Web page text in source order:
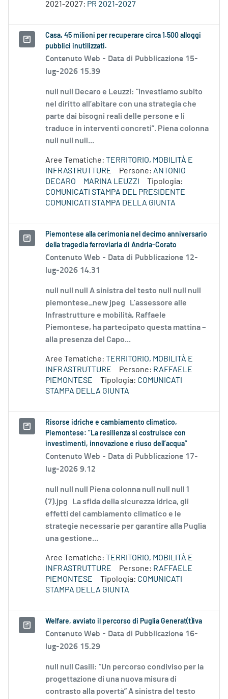
2021-2027: PR 2021-2027
Casa, 45 milioni per recuperare circa 1.500 alloggi
pubblici inutilizzati.
Contenuto Web - Data di Pubblicazione 15-
lug-2026 15.39
null null Decaro e Leuzzi: “Investiamo subito
nel diritto all’abitare con una strategia che
parte dai bisogni reali delle persone e li
traduce in interventi concreti”. Piena colonna
null null null...
Aree Tematiche: TERRITORIO, MOBILITÀ E
INFRASTRUTTURE
Persone: ANTONIO
DECARO
MARINA LEUZZI
Tipologia:
COMUNICATI STAMPA DEL PRESIDENTE
COMUNICATI STAMPA DELLA GIUNTA
Piemontese alla cerimonia nel decimo anniversario
della tragedia ferroviaria di Andria-Corato
Contenuto Web - Data di Pubblicazione 12-
lug-2026 14.31
null null null A sinistra del testo null null null
piemontese_new jpeg L’assessore alle
Infrastrutture e mobilità, Raffaele
Piemontese, ha partecipato questa mattina –
alla presenza del Capo...
Aree Tematiche: TERRITORIO, MOBILITÀ E
INFRASTRUTTURE
Persone: RAFFAELE
PIEMONTESE
Tipologia: COMUNICATI
STAMPA DELLA GIUNTA
Risorse idriche e cambiamento climatico,
Piemontese: “La resilienza si costruisce con
investimenti, innovazione e riuso dell’acqua”
Contenuto Web - Data di Pubblicazione 17-
lug-2026 9.12
null null null Piena colonna null null null 1
(7).jpg La sfida della sicurezza idrica, gli
effetti del cambiamento climatico e le
strategie necessarie per garantire alla Puglia
una gestione...
Aree Tematiche: TERRITORIO, MOBILITÀ E
INFRASTRUTTURE
Persone: RAFFAELE
PIEMONTESE
Tipologia: COMUNICATI
STAMPA DELLA GIUNTA
Welfare, avviato il percorso di Puglia Generat(t)iva
Contenuto Web - Data di Pubblicazione 16-
lug-2026 15.29
null null Casili: “Un percorso condiviso per la
progettazione di una nuova misura di
contrasto alla povertà” A sinistra del testo